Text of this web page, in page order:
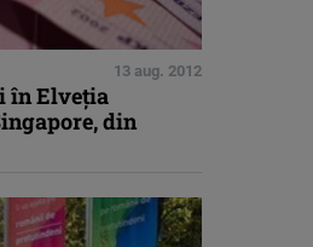
13 aug. 2012
în Elveţia
din